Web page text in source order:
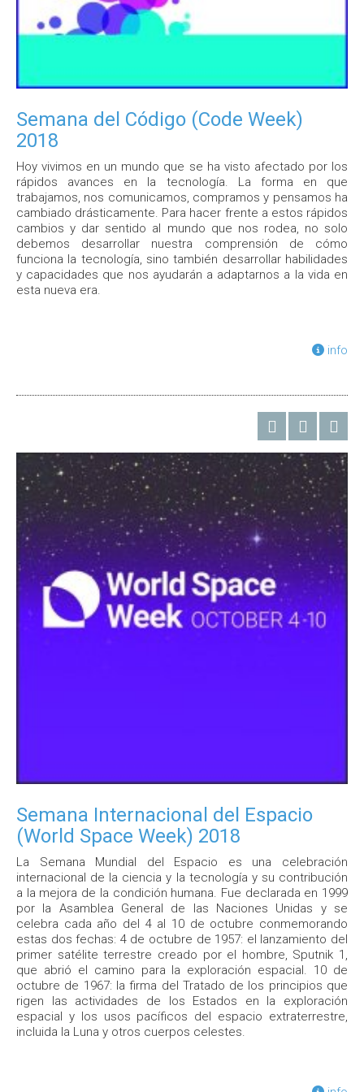
Semana del Código (Code Week)
2018
Hoy vivimos en un mundo que se ha visto afectado por los
rápidos avances en la tecnología. La forma en que
trabajamos, nos comunicamos, compramos y pensamos ha
cambiado drásticamente. Para hacer frente a estos rápidos
cambios y dar sentido al mundo que nos rodea, no solo
debemos desarrollar nuestra comprensión de cómo
funciona la tecnología, sino también desarrollar habilidades
y capacidades que nos ayudarán a adaptarnos a la vida en
esta nueva era.
info
Semana Internacional del Espacio
(World Space Week) 2018
La Semana Mundial del Espacio es una celebración
internacional de la ciencia y la tecnología y su contribución
a la mejora de la condición humana. Fue declarada en 1999
por la Asamblea General de las Naciones Unidas y se
celebra cada año del 4 al 10 de octubre conmemorando
estas dos fechas: 4 de octubre de 1957: el lanzamiento del
primer satélite terrestre creado por el hombre, Sputnik 1,
que abrió el camino para la exploración espacial. 10 de
octubre de 1967: la firma del Tratado de los principios que
rigen las actividades de los Estados en la exploración
espacial y los usos pacíficos del espacio extraterrestre,
incluida la Luna y otros cuerpos celestes.